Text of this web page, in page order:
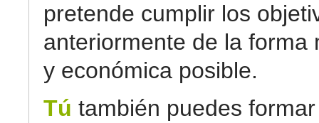
pretende cumplir los
anteriormente de la forma
y económica posible.
Tú también puedes